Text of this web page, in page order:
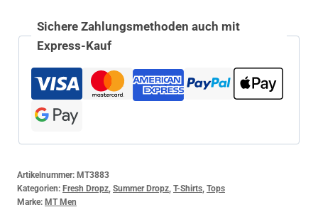
Sichere Zahlungsmethoden auch mit
Express-Kauf
Artikelnummer: MT3883
Kategorien: Fresh Dropz Summer Dropz T-Shirts Tops
Marke: MT Men